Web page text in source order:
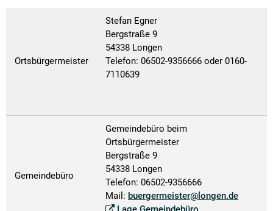
Ortsbürgermeister
Stefan Egner
Bergstraße 9
54338 Longen
Telefon: 06502-9356666 oder 0160-
7110639
Gemeindebüro
Gemeindebüro beim
Ortsbürgermeister
Bergstraße 9
54338 Longen
Telefon: 06502-9356666
Mail: buergermeister@longen.de